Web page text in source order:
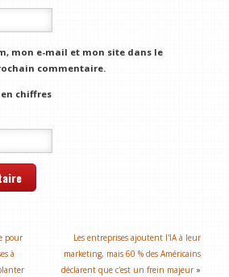
mon e-mail et mon site dans le
commentaire.
chiffres
pour
à
Les entreprises ajoutent l'IA à leur
marketing, mais 60 % des Américains
déclarent que c'est un frein majeur »